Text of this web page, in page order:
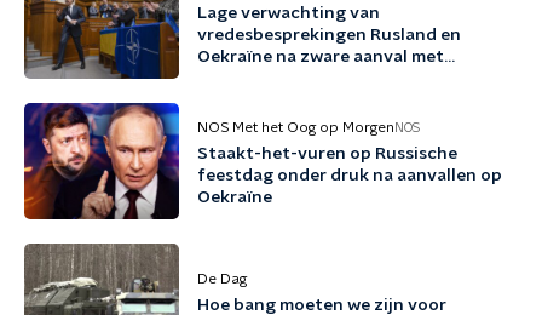
Lage verwachting van
vredesbesprekingen Rusland en
Oekraïne na zware aanval met
NOS Met het Oog op Morgen NOS
Staakt-het-vuren op Russische
feestdag onder druk na aanvallen op
Oekraïne
De Dag
Hoe bang moeten we zijn voor